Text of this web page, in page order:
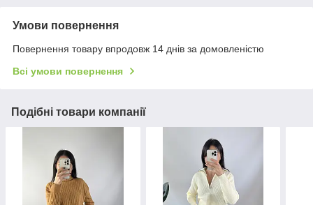
Умови повернення
Повернення товару впродовж 14 днів за домовленістю
Всі умови повернення
Подібні товари компанії